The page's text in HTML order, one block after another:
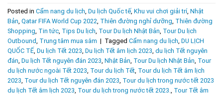
Posted in Cẩm nang du lịch, Du lịch Quốc tế, Khu vui chơi giải trí, Nhật
Bản, Qatar FIFA World Cup 2022, Thiên đường nghỉ dưỡng, Thiên đường
Shopping, Tin tức, Tips Du lịch, Tour Du lịch Nhật Bản, Tour Du lịch
Outbound, Trung tâm mua sắm | Tagged Cẩm nang du lịch, DU LỊCH
QUỐC TẾ, Du lịch Tết 2023, Du lịch Tết âm lịch 2023, du lịch Tết nguyên
đán, Du lịch Tết nguyên đán 2023, Nhật Bản, Tour Du lịch Nhật Bản, Tour
du lịch nước ngoài Tết 2023, Tour du lịch Tết, Tour du lịch Tết âm lịch
2023, Tour du lịch Tết nguyên đán 2023, Tour du lịch trong nước tết 2023
du lịch Tết âm lịch 2023, Tour du lịch trong nước tết 2023., Tour Tết âm